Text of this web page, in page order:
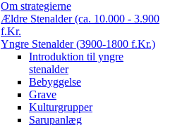
Om strategierne
Ældre Stenalder (ca. 10.000 - 3.900
f.Kr.
Yngre Stenalder (3900-1800 f.Kr.)
Introduktion til yngre
stenalder
Bebyggelse
Grave
Kulturgrupper
Sarupanlæg